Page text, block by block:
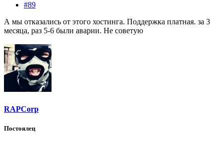
#89
А мы отказались от этого хостинга. Поддержка платная. за 3
месяца, раз 5-6 были аварии. Не советую
RAPCorp
Постоялец